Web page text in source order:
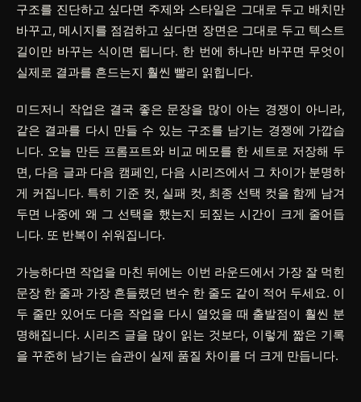
구조를 진단하고 싶다면 주제와 스타일은 그대로 두고 배치만
바꾸고, 메시지를 점검하고 싶다면 장면은 그대로 두고 텍스트
길이만 바꾸는 식이면 됩니다. 한 번에 하나만 바꾸면 무엇이
실제로 결과를 흔드는지 훨씬 빨리 읽힙니다.
미드저니 작업은 결국 좋은 문장을 많이 아는 경쟁이 아니라,
같은 결과를 다시 만들 수 있는 구조를 남기는 경쟁에 가깝습
니다. 오늘 만든 프롬프트와 비교 메모를 한 세트로 저장해 두
면, 다음 글과 다음 캠페인, 다음 시리즈에서 그 차이가 분명하
게 커집니다. 특히 기준 컷, 실패 컷, 최종 선택 컷을 함께 남겨
두면 나중에 왜 그 선택을 했는지 되짚는 시간이 크게 줄어듭
니다. 또 반복이 쉬워집니다.
가능하다면 작업을 마친 뒤에는 이번 라운드에서 가장 잘 먹힌
문장 한 줄과 가장 흔들렸던 변수 한 줄도 같이 적어 두세요. 이
두 줄만 있어도 다음 작업을 다시 열었을 때 출발점이 훨씬 분
명해집니다. 시리즈 글을 많이 읽는 것보다, 이렇게 짧은 기록
을 꾸준히 남기는 습관이 실제 품질 차이를 더 크게 만듭니다.